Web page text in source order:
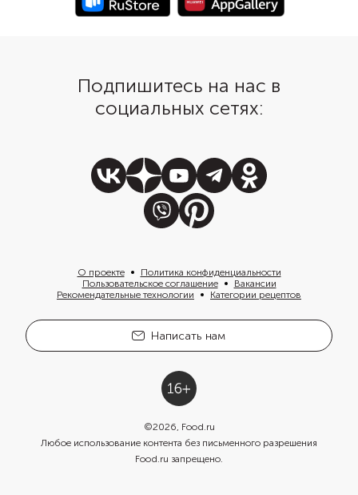
несколько видов.
Подпишитесь на нас в
социальных сетях:
О проекте
Политика конфиденциальности
Пользовательское соглашение
Вакансии
Рекомендательные технологии
Категории рецептов
Написать нам
©2026, Food.ru
Любое использование контента без письменного разрешения
Food.ru запрещено.